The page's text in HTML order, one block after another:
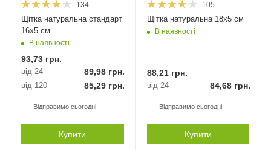
134
Щітка натуральна стандарт
16х5 см
В наявності
93,73 грн.
від 24 89,98 грн.
від 120 85,29 грн.
Відправимо сьогодні
Купити
105
Щітка натуральна 18х5 см
В наявності
88,21грн.
від 24 84,68грн.
Відправимо сьогодні
Купити